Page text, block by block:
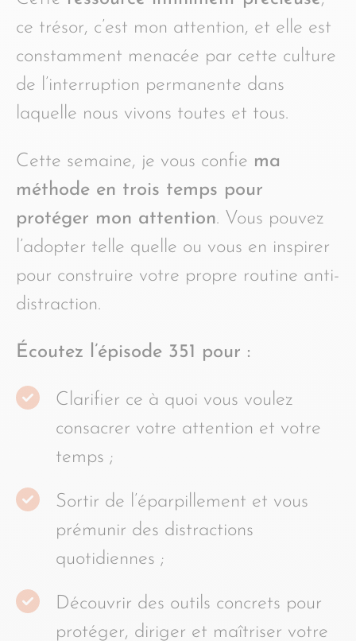
ce trésor, c’est mon attention, et elle est
constamment menacée par cette culture
de l’interruption permanente dans
laquelle nous vivons toutes et tous.
Cette semaine, je vous confie ma
méthode en trois temps pour
protéger mon attention. Vous pouvez
l’adopter telle quelle ou vous en inspirer
pour construire votre propre routine anti-
distraction.
Écoutez l’épisode 351 pour :
Clarifier ce à quoi vous voulez
consacrer votre attention et votre
temps ;
Sortir de l’éparpillement et vous
prémunir des distractions
quotidiennes ;
Découvrir des outils concrets pour
protéger, diriger et maîtriser votre